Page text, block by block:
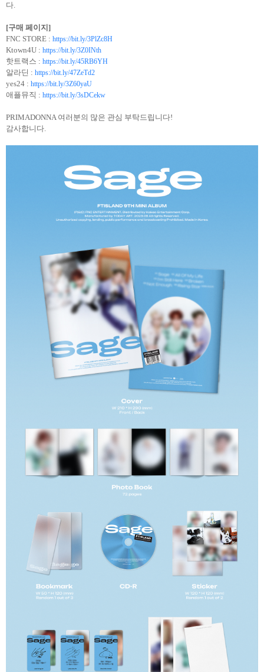
다.
[구매 페이지]
FNC STORE : https://bit.ly/3PlZc8H
Ktown4U : https://bit.ly/3Z0INth
핫트랙스 : https://bit.ly/45RB6YH
알라딘 : https://bit.ly/47ZeTd2
yes24 : https://bit.ly/3Z60yaU
애플뮤직 : https://bit.ly/3sDCekw
PRIMADONNA 여러분의 많은 관심 부탁드립니다!
감사합니다.